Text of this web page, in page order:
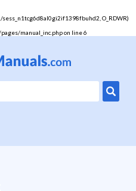
O_RDWR)
manual_inc.phpon line6